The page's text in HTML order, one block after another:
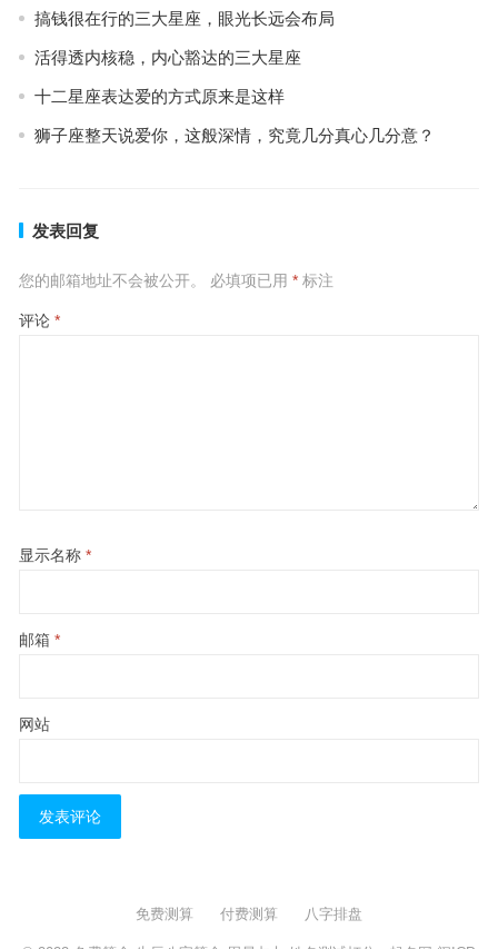
搞钱很在行的三大星座，眼光长远会布局
活得透内核稳，内心豁达的三大星座
十二星座表达爱的方式原来是这样
狮子座整天说爱你，这般深情，究竟几分真心几分意？
发表回复
您的邮箱地址不会被公开。 必填项已用 *标注
评论 *
显示名称 *
邮箱 *
网站
免费测算 付费测算 八字排盘